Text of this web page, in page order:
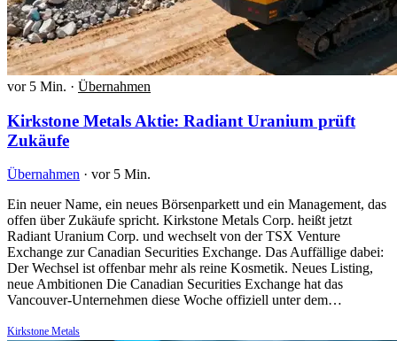
vor 5 Min. · Übernahmen
Kirkstone Metals Aktie: Radiant Uranium prüft
Zukäufe
Übernahmen · vor 5 Min.
Ein neuer Name, ein neues Börsenparkett und ein Management, das
offen über Zukäufe spricht. Kirkstone Metals Corp. heißt jetzt
Radiant Uranium Corp. und wechselt von der TSX Venture
Exchange zur Canadian Securities Exchange. Das Auffällige dabei:
Der Wechsel ist offenbar mehr als reine Kosmetik. Neues Listing,
neue Ambitionen Die Canadian Securities Exchange hat das
Vancouver-Unternehmen diese Woche offiziell unter dem…
Kirkstone Metals